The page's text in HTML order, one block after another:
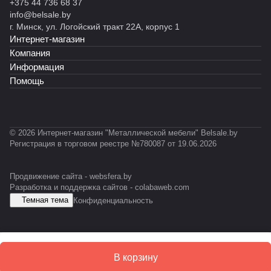
ы
й
С
Т
Ф
й
-
P
R
O
ы
й
С
Т
Ф
У
ы
й
С
К
У
ы
й
С
У
М
й
Т
-
0
D
В корзину
+375 44 736 68 37
info@belsale.by
г. Минск, ул. Логойский тракт 22А, корпус 1
Интернет-магазин
Компания
Информация
Помощь
© 2026 Интернет-магазин "Металлической мебели" Belsale.by
Регистрация в торговом реестре №780087 от 19.06.2026
Продвижение сайта - websfera.by
Разработка и поддержка сайтов - colabaweb.com
Темная тема
Конфиденциальность